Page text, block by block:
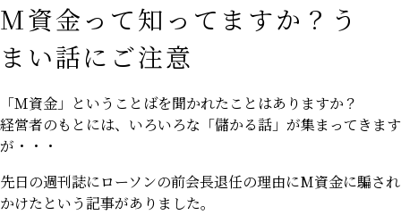
M資金って知ってますか？う
まい話にご注意
「Ｍ資金」ということばを聞かれたことはありますか？
経営者のもとには、いろいろな「儲かる話」が集まってきます
が・・・
先日の週刊誌にローソンの前会長退任の理由にM資金に騙され
かけたという記事がありました。